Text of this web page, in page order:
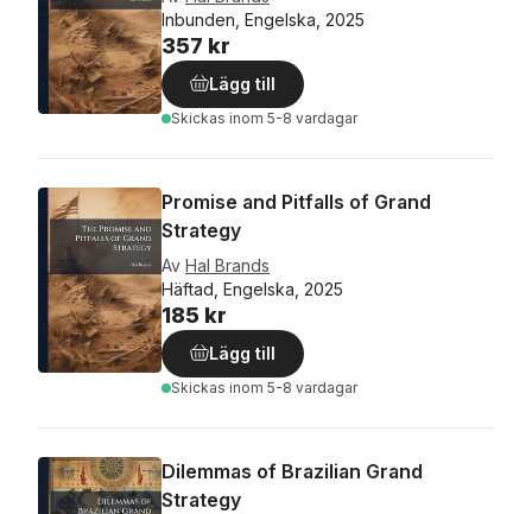
Inbunden, Engelska, 2025
357 kr
Lägg till
Skickas inom 5-8 vardagar
Promise and Pitfalls of Grand
Strategy
Av Hal Brands
Häftad, Engelska, 2025
185 kr
Lägg till
Skickas inom 5-8 vardagar
Dilemmas of Brazilian Grand
Strategy